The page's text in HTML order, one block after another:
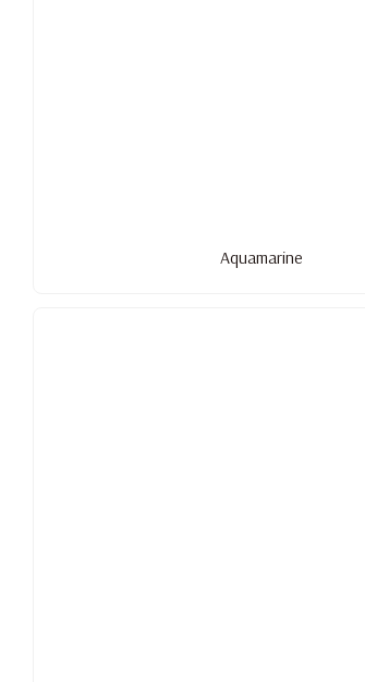
Aquamarine